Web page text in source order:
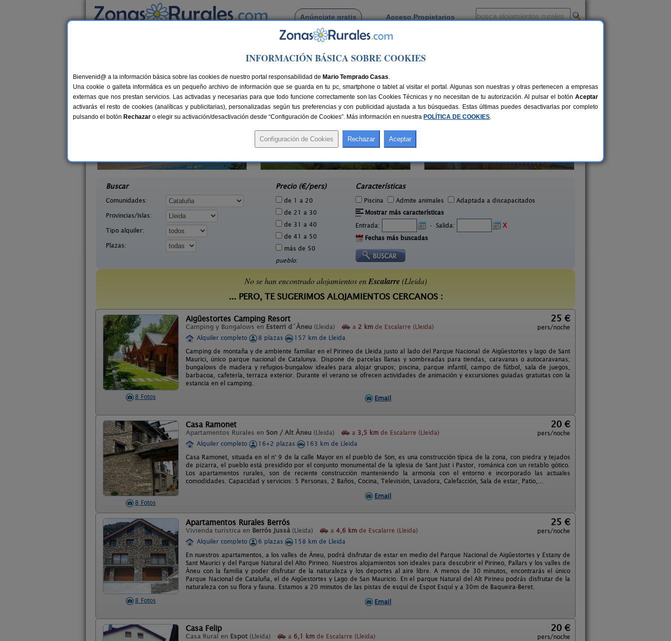
Anúnciate gratis Acceso Propietarios
Busca por pueblo
Casas Rurales cerca de Escalarre
25 €
Casa Sisquet
Buscar
Comunidades:
Provincias/Islas:
Tipo alquiler:
Plazas:
Precio (€/pers)
de 1 a 20
de 21 a 30
de 31 a 40
de 41 a 50
más de 50
pueblo:
Características
Piscina Admite animales
Adaptada a discapacitados
Mostrar más características
Entrada:
- Salida:
X
Fechas más buscadas
No se han encontrado alojamientos enEscalarre(Lleida)
... PERO, TE SUGERIMOS ALOJAMIENTOS CERCANOS :
8 Fotos
Aigüestortes Camping Resort
Camping y Bungalows en Esterri d´Àneu (Lleida) a 2 km de Escalarre (Lleida)
25 €
pers/noche
Alquiler completo
8 plazas
157 km de Lleida
Camping de montaña y de ambiente familiar en el Pirineo de Lleida justo al lado del Parque Nacional de Aigüestortes y lago de Sant
Maurici, único parque nacional de Catalunya. Dispone de parcelas llanas y sombreadas para tiendas, caravanas o autocaravanas;
bungalows de madera y refugios-bungalow ideales para alojar grupos; piscina, parque infantil, campo de fútbol, sala de juegos,
barbacoa, cafetería, terraza exterior. Durante el verano se ofrecen actividades de animación y excursiones guiadas gratuitas con la
estancia en el camping.
Email
8 Fotos
Casa Ramonet
Apartamentos Rurales en Son / Alt Àneu (Lleida) a 3,5 km de Escalarre (Lleida)
20 €
pers/noche
Alquiler completo
16+2 plazas
163 km de Lleida
Casa Ramonet, situada en el n° 9 de la calle Mayor en el pueblo de Son, es una construcción típica de la zona, con piedra y tejados
de pizarra, el pueblo está presidido por el conjunto monumental de la iglesia de Sant Just i Pastor, románica con un retablo gótico.
Los apartamentos rurales, son de reciente construcción manteniendo la armonía con el entorno e incorporado las actuales
comodidades. Capacidad y servicios: 5 Personas, 2 Baños, Cocina, Televisión, Lavadora, Calefacción, Sala de estar, Patio,...
Email
8 Fotos
Apartamentos Rurales Berrós
Vivienda turística en Berrós Jussà (Lleida) a 4,6 km de Escalarre (Lleida)
25 €
pers/noche
Alquiler completo
6 plazas
158 km de Lleida
En nuestros apartamentos, a los valles de Àneu, podrá disfrutar de estar en medio del Parque Nacional de Aigüestortes y Estany de
Sant Maurici y del Parque Natural del Alto Pirineo. Nuestros alojamientos son ideales para descubrir el Pirineo, Pallars y los valles de
Àneu con la familia y poder disfrutar de la naturaleza y los deportes al aire libre. A menos de 30 minutos, encontrarás el único
Parque Nacional de Cataluña, el de Aigüestortes y Lago de San Mauricio. En el parque Natural del Alt Pirineu podrás disfrutar de la
naturaleza con su flora y fauna. Estamos a 20 minutos de las pistas de esquí de Espot Esquí y a 30m de Baqueira-Beret.
Email
Casa Felip
Casa Rural en Espot (Lleida) a 6,1 km de Escalarre (Lleida)
20 €
pers/noche
INFORMACIÓN BÁSICA SOBRE COOKIES
Bienvenid@ a la información básica sobre las cookies de nuestro portal responsabilidad de Mario Temprado Casas.
Una cookie o galleta informática es un pequeño archivo de información que se guarda en tu pc, smartphone o tablet al visitar el portal. Algunas son nuestras y otras pertenecen a empresas
externas que nos prestan servicios. Las activadas y necesarias para que todo funcione correctamente son las Cookies Técnicas y no necesitan de tu autorización. Al pulsar el botón Aceptar
activarás el resto de cookies (analíticas y publicitarias), personalizadas según tus preferencias y con publicidad ajustada a tus búsquedas. Estas últimas puedes desactivarlas por completo
pulsando el botón Rechazar o elegir su activación/desactivación desde “Configuración de Cookies”. Más información en nuestra POLÍTICA DE COOKIES.